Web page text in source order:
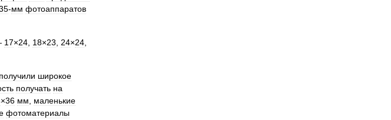
-мм фотоаппаратов
17×24, 18×23, 24×24,
получили широкое
получать на
×36 мм, маленькие
фотоматериалы